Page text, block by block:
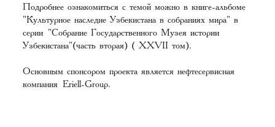
Подробнее ознакомиться с темой можно в книге-альбоме
"Культурное наследие Узбекистана в собраниях мира" в
серии "Собрание Государственного Музея истории
Узбекистана"(часть вторая) ( XХVII том).
Основным спонсором проекта является нефтесервисная
компанияEriell-Group.